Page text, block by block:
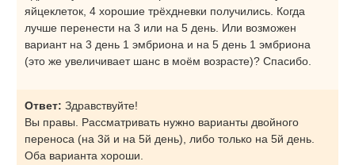
яйцеклеток, 4 хорошие трёхдневки получились. Когда
лучше перенести на 3 или на 5 день. Или возможен
вариант на 3 день 1 эмбриона и на 5 день 1 эмбриона
(это же увеличивает шанс в моём возрасте)? Спасибо.
Ответ: Здравствуйте!
Вы правы. Рассматривать нужно варианты двойного
переноса (на 3й и на 5й день), либо только на 5й день.
Оба варианта хороши.